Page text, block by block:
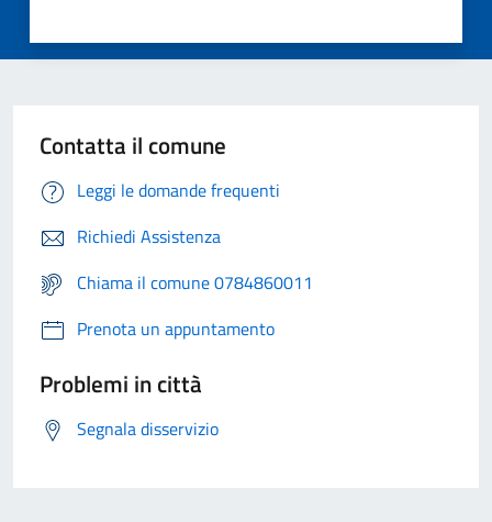
Contatta il comune
Leggi le domande frequenti
Richiedi Assistenza
Chiama il comune 0784860011
Prenota un appuntamento
Problemi in città
Segnala disservizio